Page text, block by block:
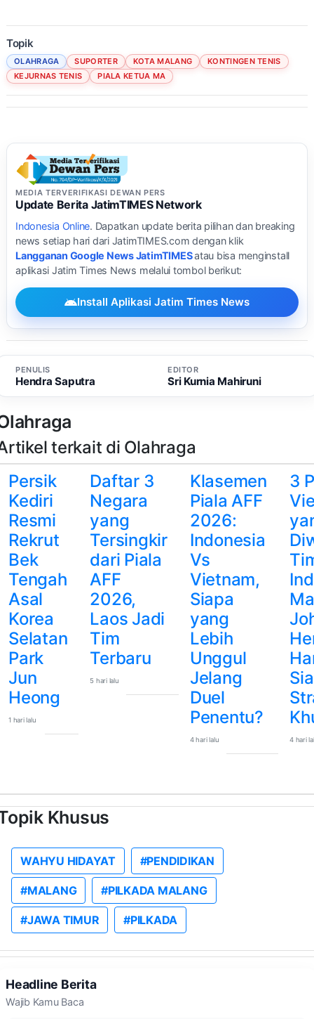
Topik
OLAHRAGA SUPORTER KOTA MALANG
KONTINGEN TENIS
KEJURNAS TENIS
PIALA KETUA MA
MEDIA TERVERIFIKASI DEWAN PERS
Update Berita JatimTIMES Network
Indonesia Online. Dapatkan update berita pilihan dan breaking
news setiap hari dari JatimTIMES.com dengan klik
Langganan Google News JatimTIMESatau bisa menginstall
aplikasi Jatim Times News melalui tombol berikut:
Install Aplikasi Jatim Times News
PENULIS
Hendra Saputra
EDITOR
Sri Kurnia Mahiruni
terkait di Olahraga
Persik
Kediri
Resmi
Rekrut
Bek
Tengah
Asal
Korea
Selatan
Park
Jun
Heong
1 hari lalu
Daftar 3
Negara
yang
Tersingkir
dari Piala
AFF
2026,
Laos Jadi
Tim
Terbaru
5 hari lalu
Klasemen
Piala AFF
2026:
Indonesia
Vs
Vietnam,
Siapa
yang
Lebih
Unggul
Jelang
Duel
Penentu?
4 hari lalu
3
4 hari
Khusus
WAHYU HIDAYAT #PENDIDIKAN
#MALANG #PILKADA MALANG
#JAWA TIMUR #PILKADA
Headline Berita
Wajib Kamu Baca